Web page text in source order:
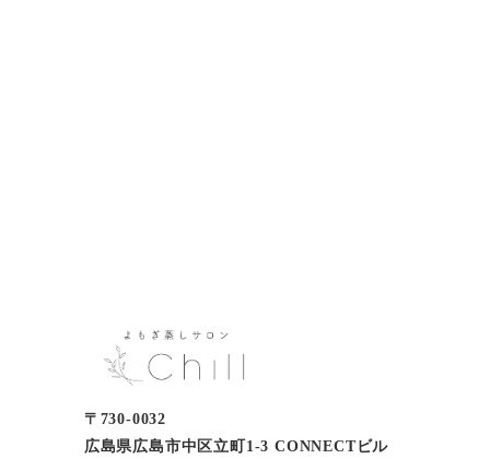
〒730-0032
広島県広島市中区立町1-3 CONNECTビル